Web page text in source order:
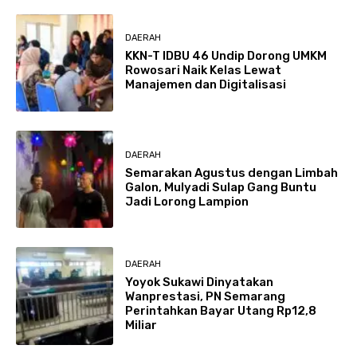
DAERAH
KKN-T IDBU 46 Undip Dorong UMKM
Rowosari Naik Kelas Lewat
Manajemen dan Digitalisasi
DAERAH
Semarakan Agustus dengan Limbah
Galon, Mulyadi Sulap Gang Buntu
Jadi Lorong Lampion
DAERAH
Yoyok Sukawi Dinyatakan
Wanprestasi, PN Semarang
Perintahkan Bayar Utang Rp12,8
Miliar